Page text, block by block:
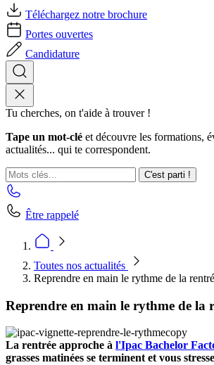
Téléchargez notre brochure
Portes ouvertes
Candidature
Tu cherches, on t'aide à trouver !
Tape un mot-clé et découvre les formations,
actualités... qui te correspondent.
C'est parti !
Être rappelé
Toutes nos actualités
Reprendre en main le rythme de la
Reprendre en main le rythme de la
La rentrée approche à l'Ipac Bachelor
grasses matinées se terminent et vous